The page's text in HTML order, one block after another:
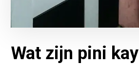
Wat zijn pini kay